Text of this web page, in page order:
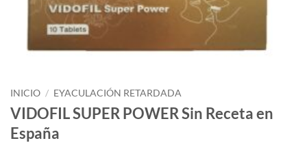
INICIO / EYACULACIÓN RETARDADA
VIDOFIL SUPER POWER Sin Receta en
España